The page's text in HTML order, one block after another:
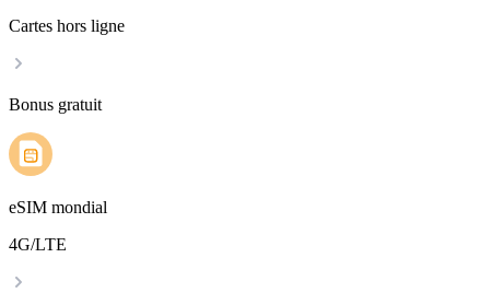
Cartes hors ligne
Bonus gratuit
eSIM mondial
4G/LTE